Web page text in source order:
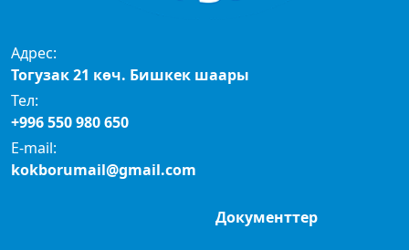
Адрес:
Тогузак 21 көч. Бишкек шаары
Тел:
+996 550 980 650
E-mail:
kokborumail@gmail.com
Документтер